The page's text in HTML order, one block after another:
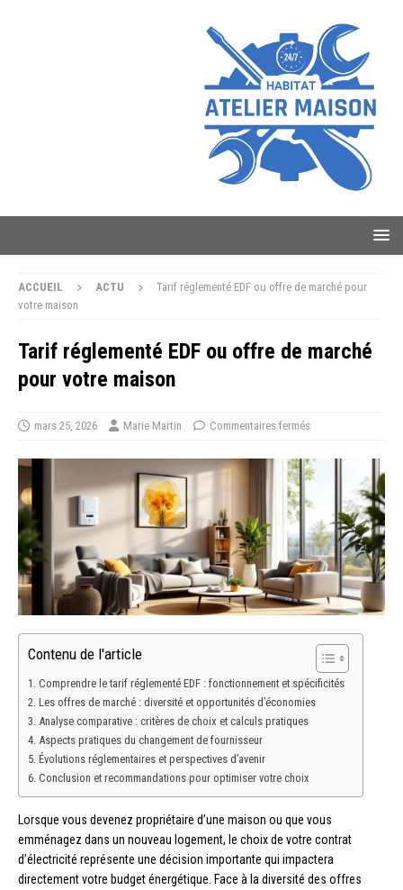
ACCUEIL ACTU
Tarif réglementé EDF ou offre de marché pour
votre maison
Tarif réglementé EDF ou offre de marché
pour votre maison
mars 25, 2026 Marie Martin Commentaires fermés
Contenu de l'article
Comprendre le tarif réglementé EDF : fonctionnement et spécificités
Les offres de marché : diversité et opportunités d’économies
Analyse comparative : critères de choix et calculs pratiques
Aspects pratiques du changement de fournisseur
Évolutions réglementaires et perspectives d’avenir
Conclusion et recommandations pour optimiser votre choix
Lorsque vous devenez propriétaire d’une maison ou que vous
emménagez dans un nouveau logement, le choix de votre contrat
d’électricité représente une décision importante qui impactera
directement votre budget énergétique. Face à la diversité des offres